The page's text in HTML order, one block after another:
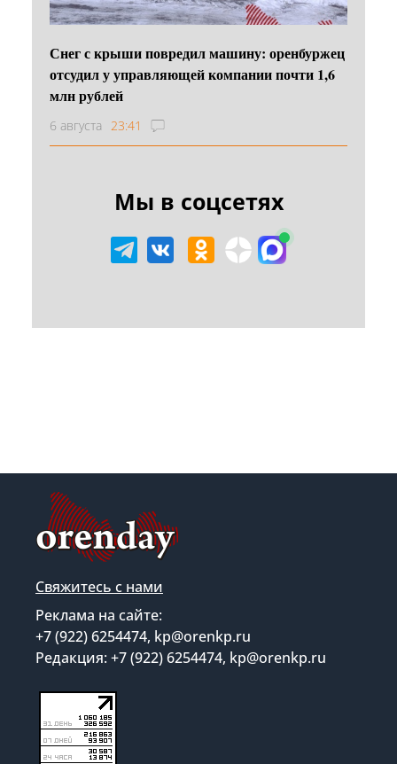
Снег с крыши повредил машину: оренбуржец
отсудил у управляющей компании почти 1,6
млн рублей
6 августа 23:41
Мы в соцсетях
Свяжитесь с нами
Реклама на сайте:
+7 (922) 6254474, kp@orenkp.ru
Редакция: +7 (922) 6254474, kp@orenkp.ru